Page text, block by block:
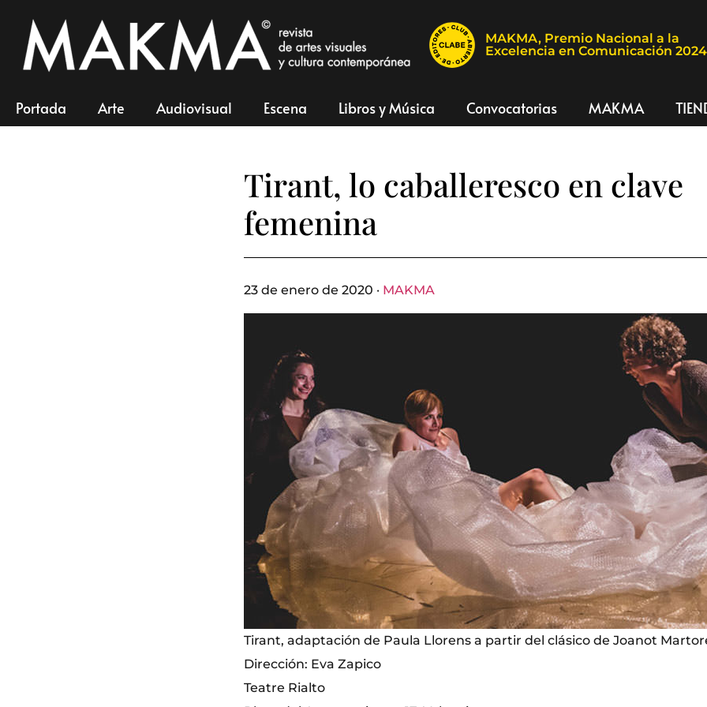
MAKMA, Premio Nacional a la
Excelencia en Comunicación 2024
Portada Arte Audiovisual Escena Libros y Música Convocatorias MAKMA
Tirant, lo caballeresco en clave
femenina
23 de enero de 2020 · MAKMA
Tirant, adaptación de Paula Llorens a partir del clásico de Joanot
Dirección: Eva Zapico
Teatre Rialto